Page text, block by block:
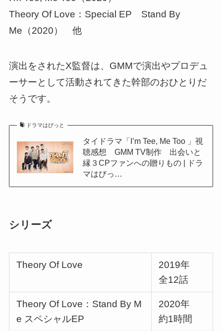
Theory Of Love：Special EP Stand By
Me（2020） 他
演出をされたX監督は、GMMで演出やプロデュ
ーサーとして活動されてきた幹部のおひとりだ
そうです。
ドラマはびっと
タイドラマ「I’m Tee, Me Too 」視
聴感想 GMM TV制作 出会いと
縁３CPファンへの贈りもの | ドラ
マはびっ…
シリーズ
Theory Of Love
2019年
全12話
Theory Of Love：Stand By M
e スペシャルEP
2020年
約1時間